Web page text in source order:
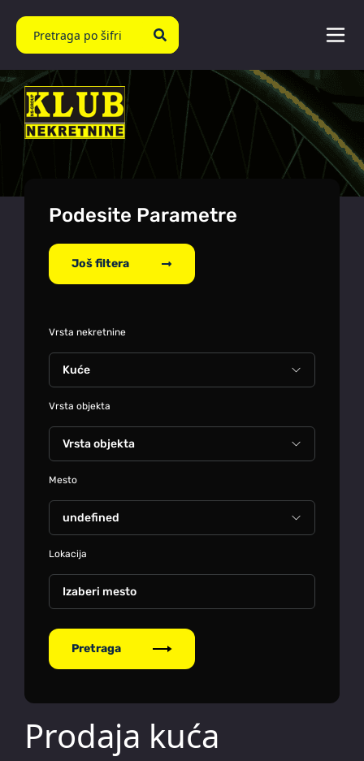
Podesite Parametre
Još filtera
Vrsta nekretnine
Vrsta objekta
Mesto
Lokacija
Izaberi mesto
Pretraga
Prodaja kuća